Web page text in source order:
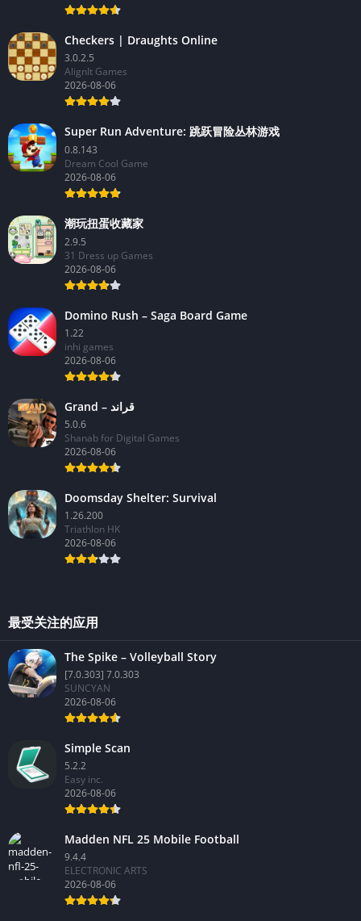
Checkers | Draughts Online
3.0.2.5
AlignIt Games
2026-08-06
Super Run Adventure: 跳跃冒险丛林游戏
0.8.143
Dream Cool Game
2026-08-06
潮玩扭蛋收藏家
2.9.5
31 Dress up Games
2026-08-06
Domino Rush – Saga Board Game
1.22
inhi games
2026-08-06
Grand – قراند
5.0.6
Shanab for Digital Games
2026-08-06
Doomsday Shelter: Survival
1.26.200
Triathlon HK
2026-08-06
最受关注的应用
The Spike – Volleyball Story
[7.0.303] 7.0.303
SUNCYAN
2026-08-06
Simple Scan
5.2.2
Easy inc.
2026-08-06
Madden NFL 25 Mobile Football
9.4.4
ELECTRONIC ARTS
2026-08-06